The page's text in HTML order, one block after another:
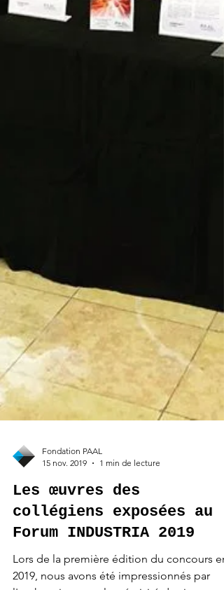
15 nov. 2019
1 min de lecture
Les œuvres des
collégiens exposées au
Forum INDUSTRIA 2019